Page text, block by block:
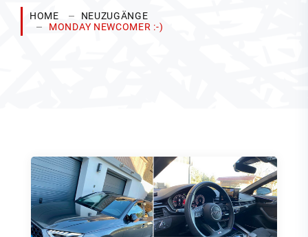
HOME
NEUZUGÄNGE
MONDAY NEWCOMER :-)